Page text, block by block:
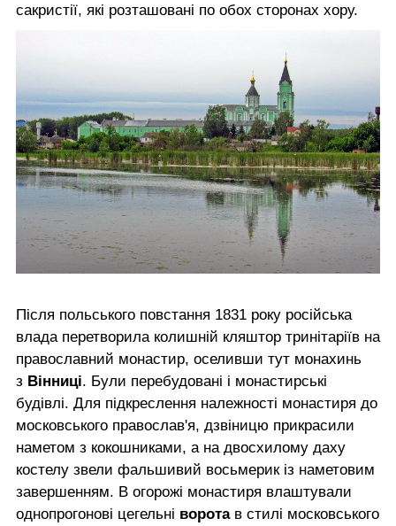
сакристії, які розташовані по обох сторонах хору.
Після польського повстання 1831 року російська
влада перетворила колишній кляштор тринітаріїв на
православний монастир, оселивши тут монахинь
з Вінниці. Були перебудовані і монастирські
будівлі. Для підкреслення належності монастиря до
московського православ'я, дзвіницю прикрасили
наметом з кокошниками, а на двосхилому даху
костелу звели фальшивий восьмерик із наметовим
завершенням. В огорожі монастиря влаштували
однопрогонові цегельні ворота в стилі московського